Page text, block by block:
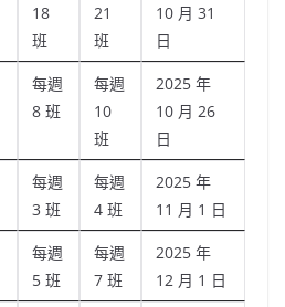
18
班
21
班
10 月 31
日
每週
8 班
每週
10
班
2025 年
10 月 26
日
每週
3 班
每週
4 班
2025 年
11 月 1 日
每週
5 班
每週
7 班
2025 年
12 月 1 日